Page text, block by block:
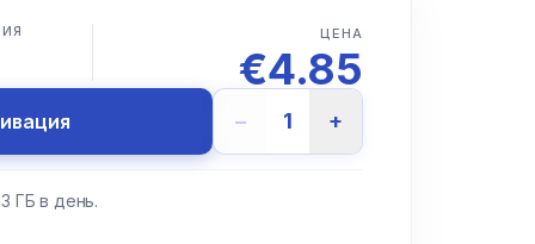
ЦЕНА
€4.85
− 1 +
ГБ в день.